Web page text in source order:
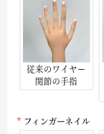
従来のワイヤー
関節の手指
フィンガーネイル